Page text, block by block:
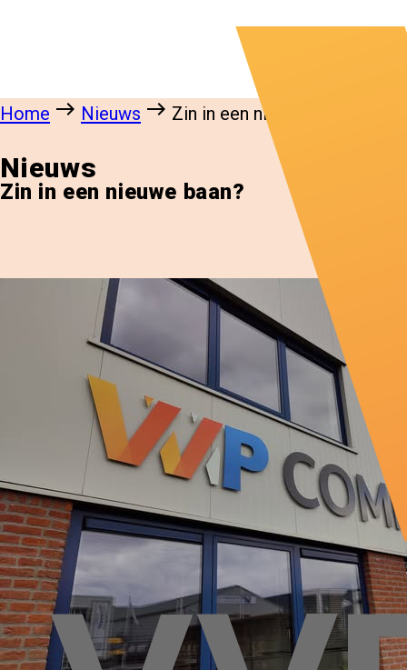
Home east Nieuws east Zin in een nieuwe baan?
Nieuws
Zin in een nieuwe baan?
south